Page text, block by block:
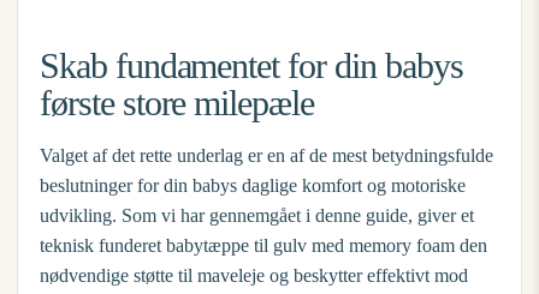
Skab fundamentet for din babys
første store milepæle
Valget af det rette underlag er en af de mest betydningsfulde
beslutninger for din babys daglige komfort og motoriske
udvikling. Som vi har gennemgået i denne guide, giver et
teknisk funderet babytæppe til gulv med memory foam den
nødvendige støtte til maveleje og beskytter effektivt mod